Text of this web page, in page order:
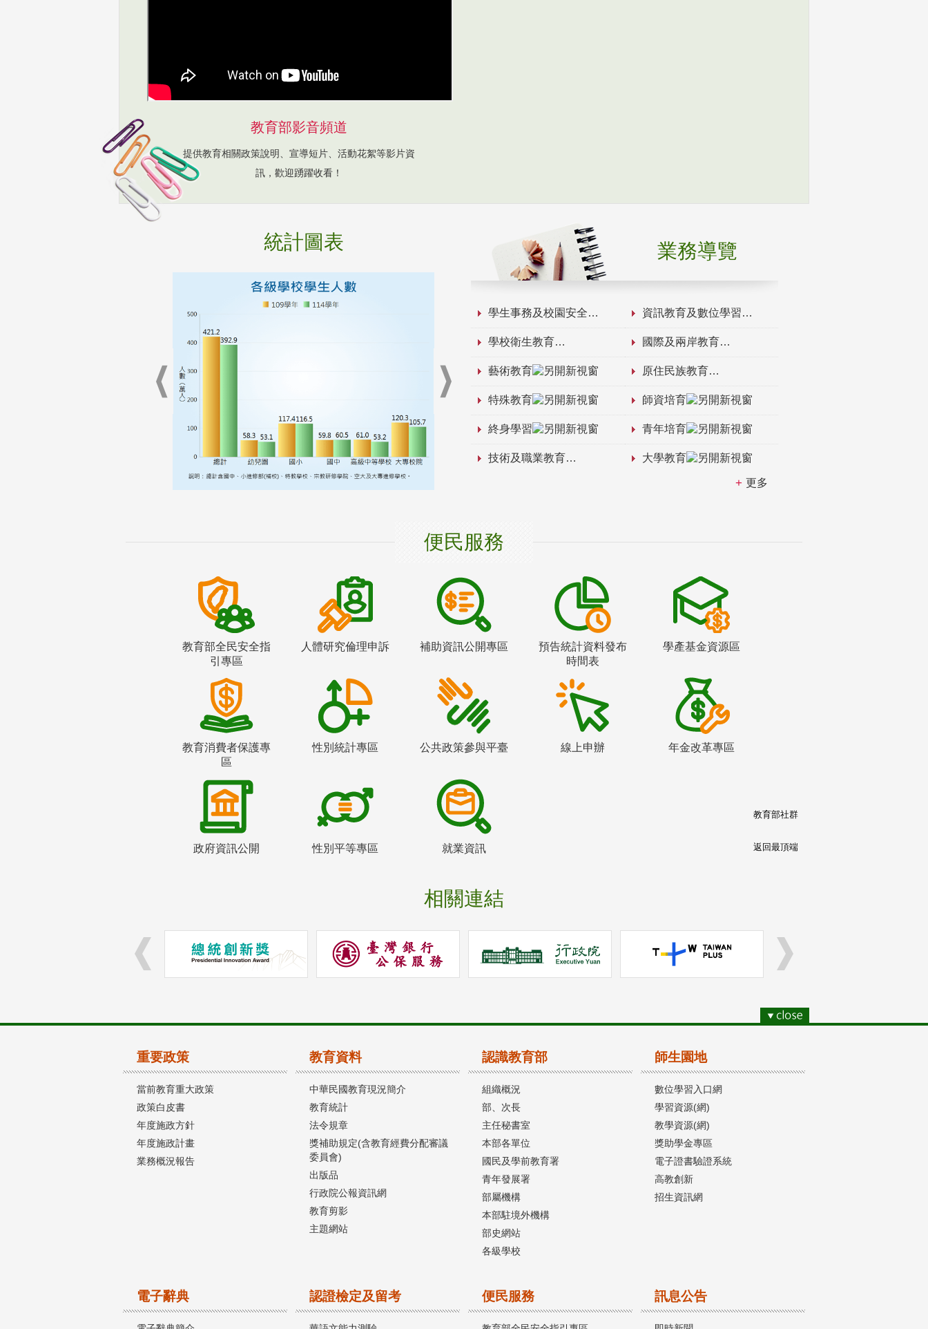
教育部影音頻道
提供教育相關政策說明、宣導短片、活動花絮等影片資
訊，歡迎踴躍收看！
統計圖表 業務導覽
學生事務及校園安全 資訊教育及數位學習
學校衛生教育 國際及兩岸教育
藝術教育 原住民族教育
特殊教育 師資培育
終身學習 青年培育
技術及職業教育 大學教育
更多
便民服務
教育部全民安全指
引專區
人體研究倫理申訴 補助資訊公開專區
預告統計資料發布
時間表
學產基金資源區
教育消費者保護專
區
性別統計專區 公共政策參與平臺 線上申辦 年金改革專區
政府資訊公開 性別平等專區 就業資訊
相關連結
教育部社群
返回最頂端
重要政策
當前教育重大政策
政策白皮書
年度施政方針
年度施政計畫
業務概況報告
教育資料
中華民國教育現況簡介
教育統計
法令規章
獎補助規定(含教育經費分配審議
委員會)
出版品
行政院公報資訊網
教育剪影
主題網站
認識教育部
組織概況
部、次長
主任秘書室
本部各單位
國民及學前教育署
青年發展署
部屬機構
本部駐境外機構
部史網站
各級學校
師生園地
數位學習入口網
學習資源(網)
教學資源(網)
獎助學金專區
電子證書驗證系統
高教創新
招生資訊網
電子辭典 認證檢定及留考 便民服務 訊息公告